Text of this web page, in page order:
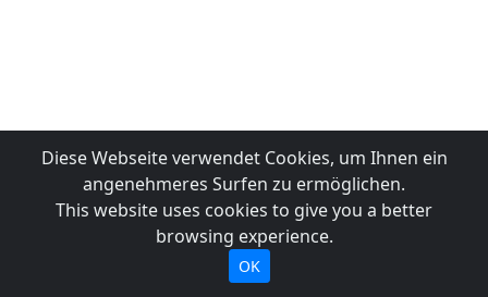
Diese Webseite verwendet Cookies, um Ihnen ein
angenehmeres Surfen zu ermöglichen.
This website uses cookies to give you a better
browsing experience.
OK